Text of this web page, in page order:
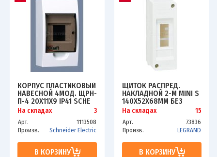
КОРПУС ПЛАСТИКОВЫЙ
НАВЕСНОЙ 4МОД. ЩРН-
П-4 20Х11Х9 IP41 SCHE
31008DEK
На складах 3
Арт.
1113508
Произв.
Schneider Electric
В КОРЗИНУ
ЩИТОК РАСПРЕД.
НАКЛАДНОЙ 2-М MINI S
140Х52Х68ММ БЕЗ
ДВЕР. IP30 БЕЛ. LEG
На складах 15
Арт.
73836
Произв.
LEGRAND
В КОРЗИНУ